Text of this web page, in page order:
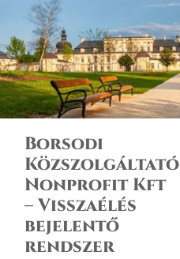
Borsodi
Közszolgáltató
Nonprofit Kft
– Visszaélés
bejelentő
rendszer